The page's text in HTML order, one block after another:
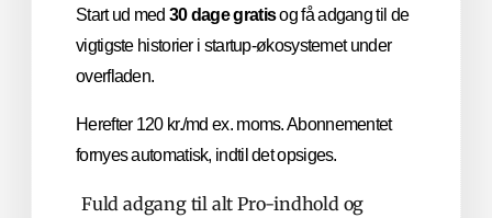
Start ud med 30 dage gratisog få adgang til de
vigtigste historier i startup-økosystemet under
overfladen.
Herefter 120 kr./md ex. moms. Abonnementet
fornyes automatisk, indtil det opsiges.
Fuld adgang til alt Pro-indhold og